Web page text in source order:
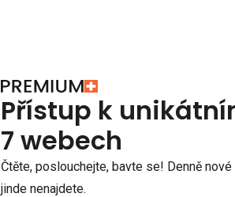
Přístup k
7 webech
Čtěte, poslouchejte, bavte se! Denně
jinde nenajdete.